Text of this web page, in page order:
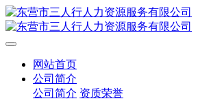
网站首页
公司简介
公司简介 资质荣誉